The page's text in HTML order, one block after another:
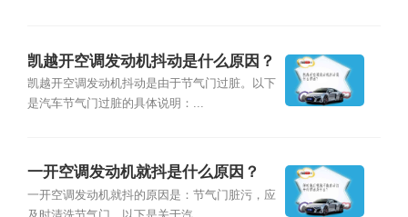
凯越开空调发动机抖动是什么原因？
凯越开空调发动机抖动是由于节气门过脏。以下
是汽车节气门过脏的具体说明：...
一开空调发动机就抖是什么原因？
一开空调发动机就抖的原因是：节气门脏污，应